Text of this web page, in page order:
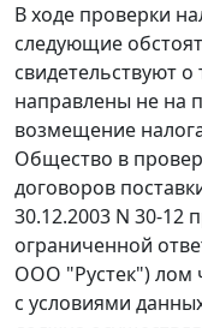
В ходе проверки
следующие
свидетельствуют
направлены не на
возмещение
Общество в
договоров
30.12.2003 N 30-12
ограниченной
ООО "Рустек") лом
с условиями